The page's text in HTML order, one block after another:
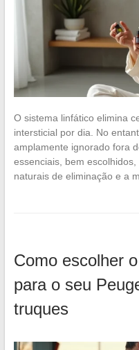
O sistema linfático elimina
intersticial por dia. No
amplamente ignorado fora
essenciais, bem
naturais de eliminação e a
Como escolher
para o seu
truques